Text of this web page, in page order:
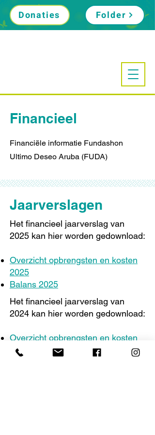
Donaties Folder
Financieel
Financiële informatie Fundashon
Ultimo Deseo Aruba (FUDA)
Jaarverslagen
Het financieel jaarverslag van
2025 kan hier worden gedownload:
Overzicht opbrengsten en kosten
2025
Balans 2025
Het financieel jaarverslag van
2024 kan hier worden gedownload:
Overzicht opbrengsten en kosten
2024